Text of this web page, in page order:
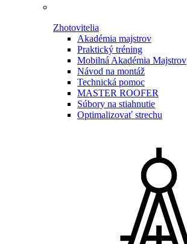
Zhotovitelia
Akadémia majstrov
Praktický tréning
Mobilná Akadémia Majstrov
Návod na montáž
Technická pomoc
MASTER ROOFER
Súbory na stiahnutie
Optimalizovať strechu